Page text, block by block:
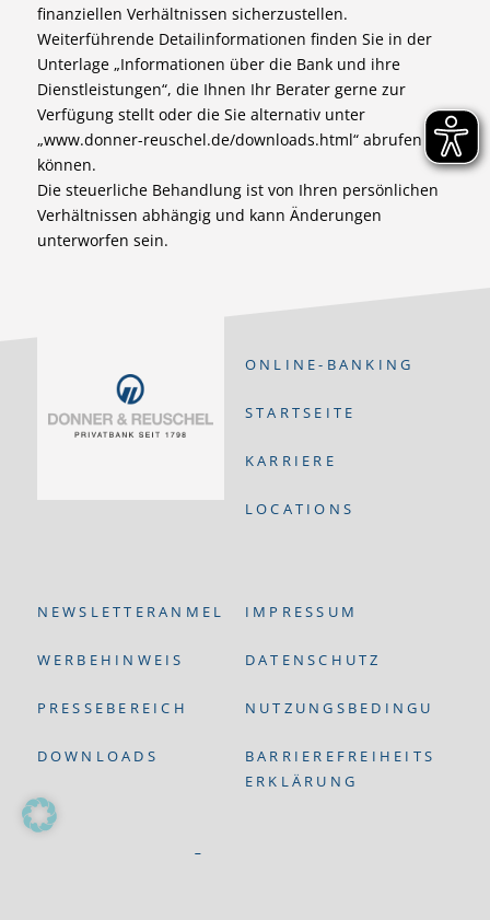
finanziellen Verhältnissen sicherzustellen.
Weiterführende Detailinformationen finden Sie in der
Unterlage „Informationen über die Bank und ihre
Dienstleistungen“, die Ihnen Ihr Berater gerne zur
Verfügung stellt oder die Sie alternativ unter
„www.donner-reuschel.de/downloads.html“ abrufen
können.
Die steuerliche Behandlung ist von Ihren persönlichen
Verhältnissen abhängig und kann Änderungen
unterworfen sein.
ONLINE-BANKING
STARTSEITE
KARRIERE
LOCATIONS
NEWSLETTERANMELDUNG
WERBEHINWEIS
PRESSEBEREICH
DOWNLOADS
IMPRESSUM
DATENSCHUTZ
NUTZUNGSBEDINGUNGEN
BARRIEREFREIHEITS-
ERKLÄRUNG